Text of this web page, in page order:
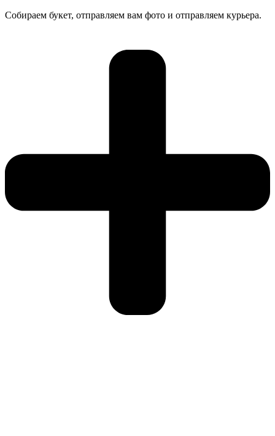
Собираем букет, отправляем вам фото и отправляем курьера.